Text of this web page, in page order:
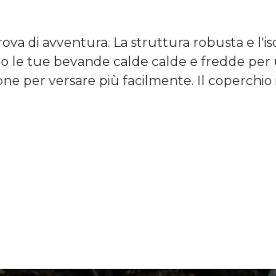
di avventura. La struttura robusta e
le tue bevande calde calde e fredde per
per versare più facilmente.
Il